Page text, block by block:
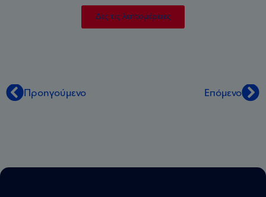
Δες τις λεπτομέρειες
Προηγούμενο Επόμενο